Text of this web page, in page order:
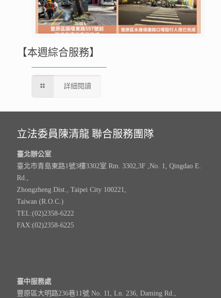
【本週綜合服務】
詳細閱讀
立法委員陳清龍 聯合服務團隊
臺北辦公室
臺北市青島東路1號3樓3302室 Rm. 3302,3F ,No. 1, Qingdao E.
Rd.,
Zhongzheng Dist., Taipei City 100221,
Taiwan (R.O.C.)
TEL:(02)2358-6222
FAX:(02)2358-6225
臺中服務處
豐原區大明路236巷11號 No. 11, Ln. 236, Daming Rd.,